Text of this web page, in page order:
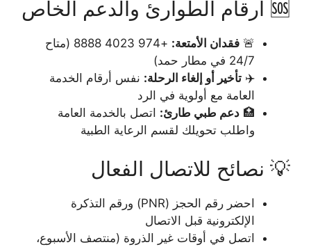
🆘 أرقام الطوارئ والدعم الخاص
🚨 فقدان الأمتعة:
+974 4023 8888 (متاح
24/7 في مطار حمد)
✈️ تأخير أو إلغاء الرحلة: نفس أرقام الخدمة
العامة مع أولوية في الرد
🏥 دعم طبي طارئ: اتصل بالخدمة العامة
واطلب تحويلك لقسم الرعاية الطبية
💡 نصائح للاتصال الفعال
احضر رقم الحجز (PNR) ورقم التذكرة
الإلكترونية قبل الاتصال
اتصل في أوقات غير الذروة (منتصف الأسبوع،